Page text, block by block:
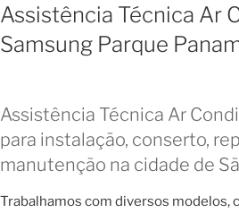
Assistência Técnica Ar
Samsung Parque
Assistência Técnica Ar
para instalação, conserto,
manutenção na cidade de
Trabalhamos com diversos modelos,